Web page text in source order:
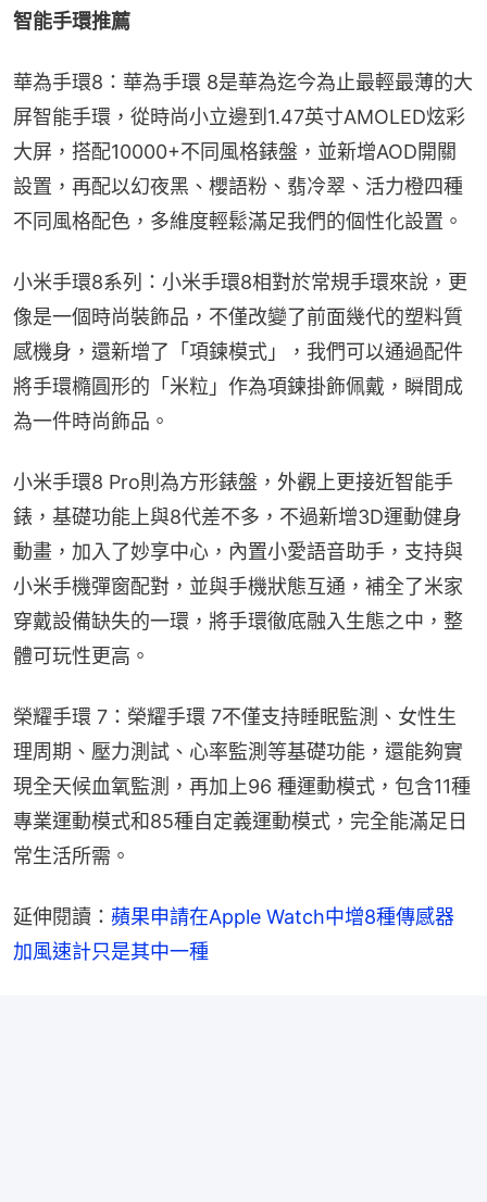
智能手環推薦
華為手環8：華為手環 8是華為迄今為止最輕最薄的大
屏智能手環，從時尚小立邊到1.47英寸AMOLED炫彩
大屏，搭配10000+不同風格錶盤，並新增AOD開關
設置，再配以幻夜黑、櫻語粉、翡冷翠、活力橙四種
不同風格配色，多維度輕鬆滿足我們的個性化設置。
小米手環8系列：小米手環8相對於常規手環來說，更
像是一個時尚裝飾品，不僅改變了前面幾代的塑料質
感機身，還新增了「項鍊模式」，我們可以通過配件
將手環橢圓形的「米粒」作為項鍊掛飾佩戴，瞬間成
為一件時尚飾品。
小米手環8 Pro則為方形錶盤，外觀上更接近智能手
錶，基礎功能上與8代差不多，不過新增3D運動健身
動畫，加入了妙享中心，內置小愛語音助手，支持與
小米手機彈窗配對，並與手機狀態互通，補全了米家
穿戴設備缺失的一環，將手環徹底融入生態之中，整
體可玩性更高。
榮耀手環 7：榮耀手環 7不僅支持睡眠監測、女性生
理周期、壓力測試、心率監測等基礎功能，還能夠實
現全天候血氧監測，再加上96 種運動模式，包含11種
專業運動模式和85種自定義運動模式，完全能滿足日
常生活所需。
延伸閱讀： 蘋果申請在Apple Watch中增8種傳感器
加風速計只是其中一種